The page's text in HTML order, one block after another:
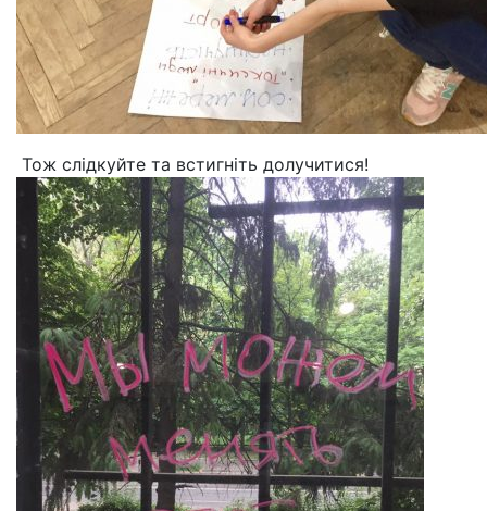
Тож слідкуйте та встигніть долучитися!